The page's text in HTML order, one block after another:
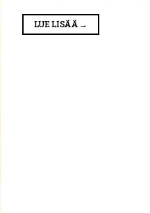
LUE LISÄÄ →